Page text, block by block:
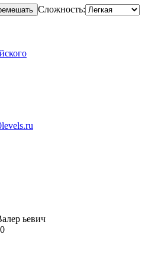
Сложность:
ьевич